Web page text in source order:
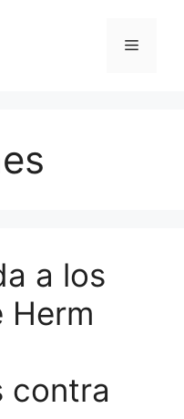
Menú
a los
Herm
contra